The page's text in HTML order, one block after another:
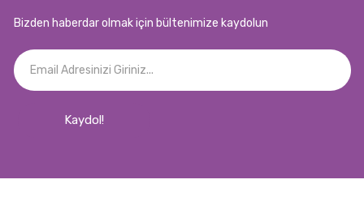
Bizden haberdar olmak için bültenimize kaydolun
Kaydol!